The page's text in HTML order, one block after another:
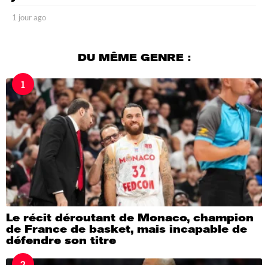
1 jour ago
g
o
DU MÊME GENRE :
1
Le récit déroutant de Monaco, champion
de France de basket, mais incapable de
défendre son titre